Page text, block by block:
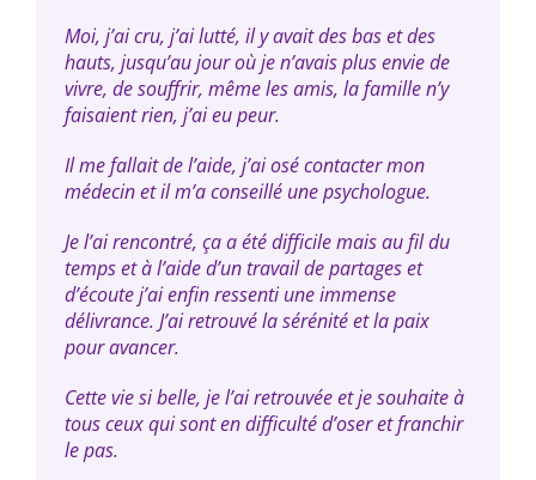
Moi, j’ai cru, j’ai lutté, il y avait des bas et des
hauts, jusqu’au jour où je n’avais plus envie de
vivre, de souffrir, même les amis, la famille n’y
faisaient rien, j’ai eu peur.
Il me fallait de l’aide, j’ai osé contacter mon
médecin et il m’a conseillé une psychologue.
Je l’ai rencontré, ça a été difficile mais au fil du
temps et à l’aide d’un travail de partages et
d’écoute j’ai enfin ressenti une immense
délivrance. J’ai retrouvé la sérénité et la paix
pour avancer.
Cette vie si belle, je l’ai retrouvée et je souhaite à
tous ceux qui sont en difficulté d’oser et franchir
le pas.